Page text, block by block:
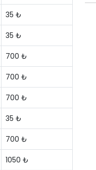
35 ₺
35 ₺
700 ₺
700 ₺
700 ₺
35 ₺
700 ₺
1050 ₺